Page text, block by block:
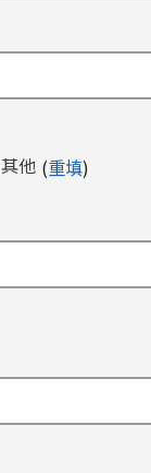
其他 (重填)